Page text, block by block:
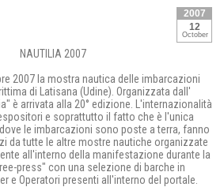
2007
12
October
2007 la mostra nautica delle imbarcazioni
di Latisana (Udine). Organizzata dall'
è arrivata alla 20° edizione. L'internazionalità
e soprattutto il fatto che è l'unica
le imbarcazioni sono poste a terra, fanno
da tutte le altre mostre nautiche organizzate
all'interno della manifestazione durante la
press" con una selezione di barche in
e Operatori presenti all'interno del portale.